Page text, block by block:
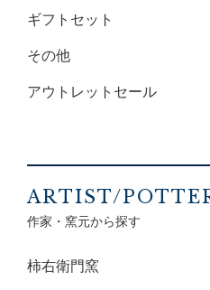
ギフトセット
その他
アウトレットセール
ARTIST/
作家・窯元から探す
柿右衛門窯